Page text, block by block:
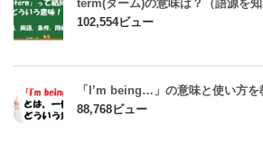
term(ターム)の意味は？（語源を知
102,554ビュー
「I’m being…」の意味と使い方を
88,768ビュー